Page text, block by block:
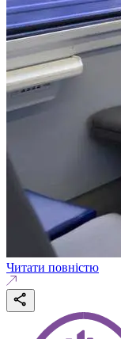
Читати повністю